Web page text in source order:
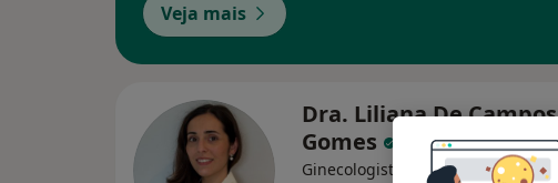
Veja mais
Dra. Liliana De Campos
Gomes
Ginecologista